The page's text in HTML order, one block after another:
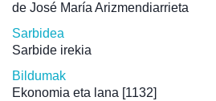
de José María Arizmendiarrieta
Sarbidea
Sarbide irekia
Bildumak
Ekonomia eta lana [1132]